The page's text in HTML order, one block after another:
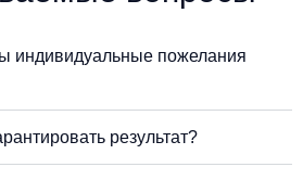
индивидуальные пожелания
результат?